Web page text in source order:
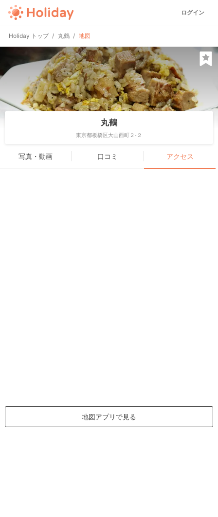
ログイン
Holiday トップ 丸鶴 地図
丸鶴
東京都板橋区大山西町２-２
写真・動画 口コミ アクセス
地図アプリで見る